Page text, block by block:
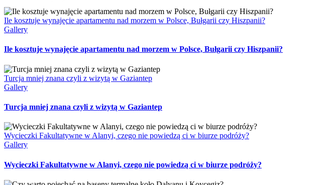
Ile kosztuje wynajęcie apartamentu nad morzem w Polsce, Bułgarii czy Hiszpanii?
Gallery
Ile kosztuje wynajęcie apartamentu nad morzem w Polsce, Bułgarii czy Hiszpanii?
Turcja mniej znana czyli z wizytą w Gaziantep
Gallery
Turcja mniej znana czyli z wizytą w Gaziantep
Wycieczki Fakultatywne w Alanyi, czego nie powiedzą ci w biurze podróży?
Gallery
Wycieczki Fakultatywne w Alanyi, czego nie powiedzą ci w biurze podróży?